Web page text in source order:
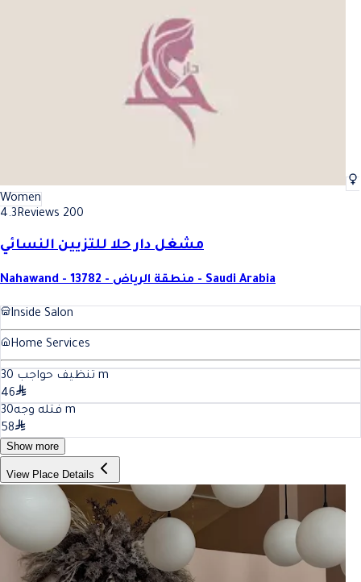
Women
4.3Reviews 200
مشغل دار حلا للتزيين النسائي
Nahawand - 13782 - منطقة الرياض - Saudi Arabia
Inside Salon
Home Services
تنظيف حواجب 30
m
46
فتله وجه30
m
58
Show more
View Place Details